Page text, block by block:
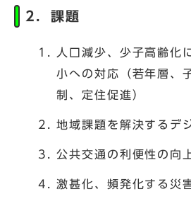
2．課題
人口減少、少子高齢化
小への対応（若年層、
制、定住促進）
地域課題を解決するデ
公共交通の利便性の向
激甚化、頻発化する災